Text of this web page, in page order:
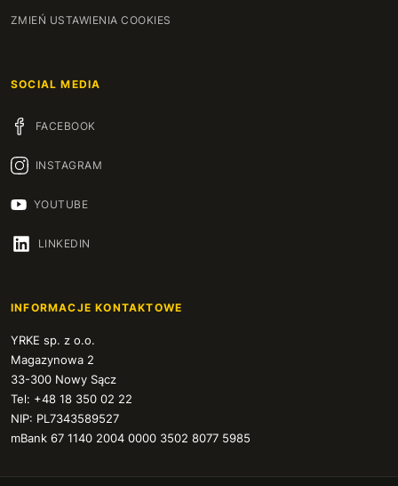
ZMIEŃ USTAWIENIA COOKIES
SOCIAL MEDIA
FACEBOOK
INSTAGRAM
YOUTUBE
LINKEDIN
INFORMACJE KONTAKTOWE
YRKE sp. z o.o.
Magazynowa 2
33-300 Nowy Sącz
Tel: +48 18 350 02 22
NIP: PL7343589527
mBank 67 1140 2004 0000 3502 8077 5985